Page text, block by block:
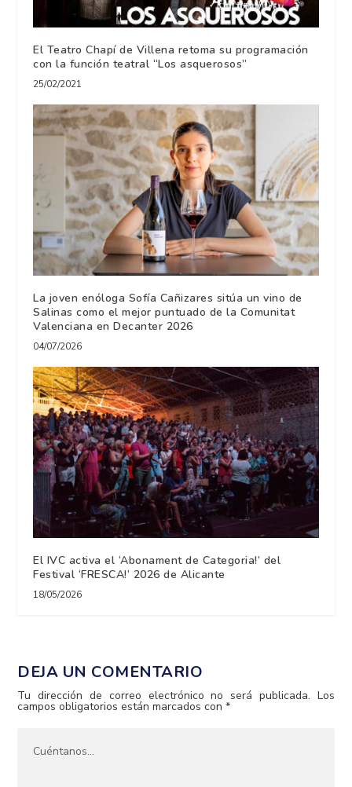
El Teatro Chapí de Villena retoma su programación
con la función teatral “Los asquerosos”
25/02/2021
La joven enóloga Sofía Cañizares sitúa un vino de
Salinas como el mejor puntuado de la Comunitat
Valenciana en Decanter 2026
04/07/2026
El IVC activa el ‘Abonament de Categoria!’ del
Festival ‘FRESCA!’ 2026 de Alicante
18/05/2026
DEJA UN COMENTARIO
Tu dirección de correo electrónico no será publicada. Los
campos obligatorios están marcados con*